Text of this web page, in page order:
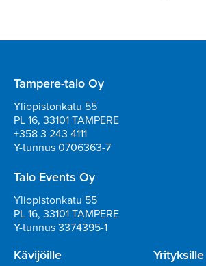
Tampere-talo Oy
Yliopistonkatu 55
PL 16, 33101 TAMPERE
+358 3 243 4111
Y-tunnus 0706363-7
Talo Events Oy
Yliopistonkatu 55
PL 16, 33101 TAMPERE
Y-tunnus 3374395-1
Kävijöille Yrityksille